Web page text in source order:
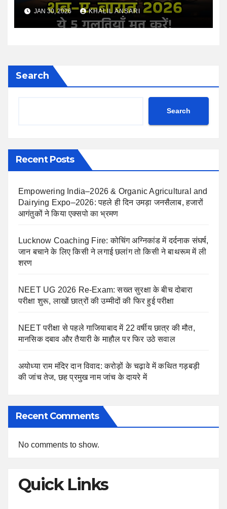
JAN 30, 2026 KHALIL ANSARI
Search
Search
Recent Posts
Empowering India–2026 & Organic Agricultural and
Dairying Expo–2026: पहले ही दिन उमड़ा जनसैलाब, हजारों
आगंतुकों ने किया एक्सपो का भ्रमण
Lucknow Coaching Fire: कोचिंग अग्निकांड में दर्दनाक संघर्ष,
जान बचाने के लिए किसी ने लगाई छलांग तो किसी ने बाथरूम में ली
शरण
NEET UG 2026 Re-Exam: सख्त सुरक्षा के बीच दोबारा
परीक्षा शुरू, लाखों छात्रों की उम्मीदों की फिर हुई परीक्षा
NEET परीक्षा से पहले गाजियाबाद में 22 वर्षीय छात्र की मौत,
मानसिक दबाव और तैयारी के माहौल पर फिर उठे सवाल
अयोध्या राम मंदिर दान विवाद: करोड़ों के चढ़ावे में कथित गड़बड़ी
की जांच तेज, छह प्रमुख नाम जांच के दायरे में
Recent Comments
No comments to show.
Quick Links